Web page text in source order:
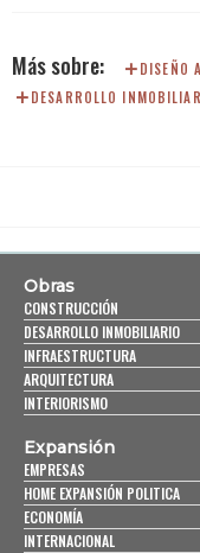
DISEÑO
DESARROLLO
Obras
CONSTRUCCIÓN
DESARROLLO INMOBILIARIO
INFRAESTRUCTURA
ARQUITECTURA
INTERIORISMO
Expansión
EMPRESAS
HOME EXPANSIÓN POLITICA
ECONOMÍA
INTERNACIONAL